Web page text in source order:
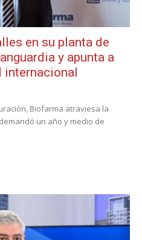
en su planta de
y apunta a
internacional
Biofarma atraviesa la
un año y medio de